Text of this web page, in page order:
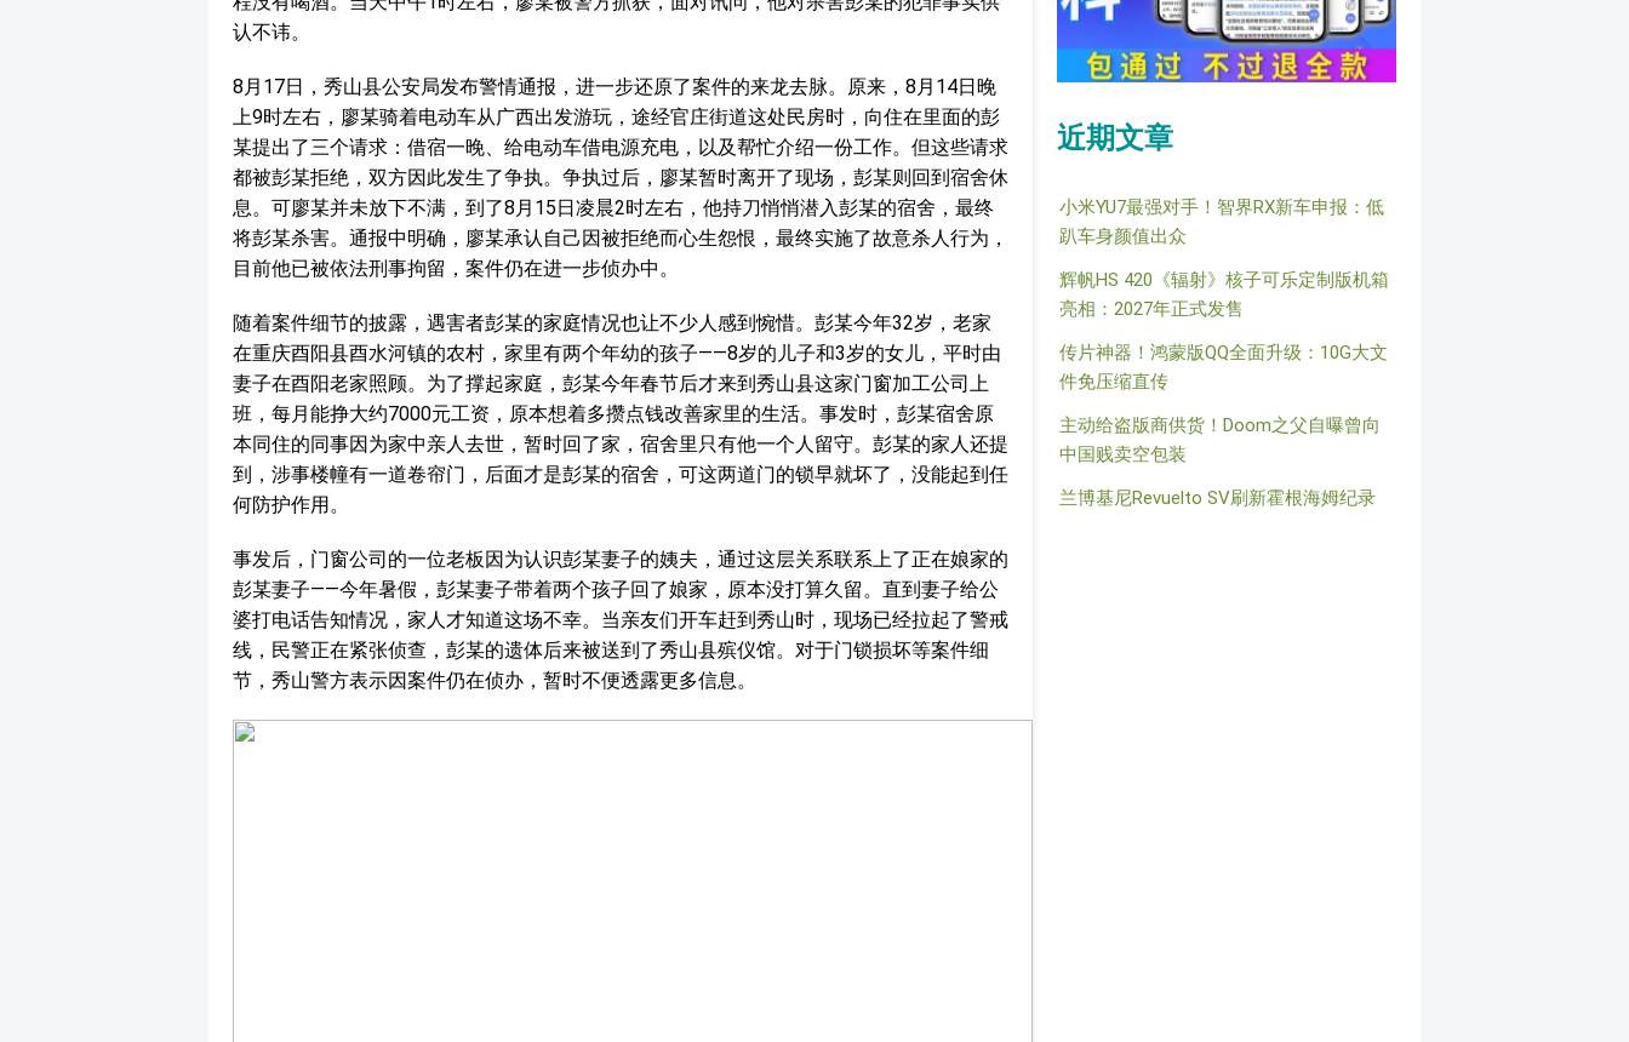
认不讳。
8月17日，秀山县公安局发布警情通报，进一步还原了案件的来龙去脉。原来，8月14日晚
上9时左右，廖某骑着电动车从广西出发游玩，途经官庄街道这处民房时，向住在里面的彭
某提出了三个请求：借宿一晚、给电动车借电源充电，以及帮忙介绍一份工作。但这些请求
都被彭某拒绝，双方因此发生了争执。争执过后，廖某暂时离开了现场，彭某则回到宿舍休
息。可廖某并未放下不满，到了8月15日凌晨2时左右，他持刀悄悄潜入彭某的宿舍，最终
将彭某杀害。通报中明确，廖某承认自己因被拒绝而心生怨恨，最终实施了故意杀人行为，
目前他已被依法刑事拘留，案件仍在进一步侦办中。
随着案件细节的披露，遇害者彭某的家庭情况也让不少人感到惋惜。彭某今年32岁，老家
在重庆酉阳县酉水河镇的农村，家里有两个年幼的孩子——8岁的儿子和3岁的女儿，平时由
妻子在酉阳老家照顾。为了撑起家庭，彭某今年春节后才来到秀山县这家门窗加工公司上
班，每月能挣大约7000元工资，原本想着多攒点钱改善家里的生活。事发时，彭某宿舍原
本同住的同事因为家中亲人去世，暂时回了家，宿舍里只有他一个人留守。彭某的家人还提
到，涉事楼幢有一道卷帘门，后面才是彭某的宿舍，可这两道门的锁早就坏了，没能起到任
何防护作用。
事发后，门窗公司的一位老板因为认识彭某妻子的姨夫，通过这层关系联系上了正在娘家的
彭某妻子——今年暑假，彭某妻子带着两个孩子回了娘家，原本没打算久留。直到妻子给公
婆打电话告知情况，家人才知道这场不幸。当亲友们开车赶到秀山时，现场已经拉起了警戒
线，民警正在紧张侦查，彭某的遗体后来被送到了秀山县殡仪馆。对于门锁损坏等案件细
节，秀山警方表示因案件仍在侦办，暂时不便透露更多信息。
近期文章
小米YU7最强对手！智界RX新车申报：低
趴车身颜值出众
辉帆HS 420《辐射》核子可乐定制版机箱
亮相：2027年正式发售
传片神器！鸿蒙版QQ全面升级：10G大文
件免压缩直传
主动给盗版商供货！Doom之父自曝曾向
中国贱卖空包装
兰博基尼Revuelto SV刷新霍根海姆纪录